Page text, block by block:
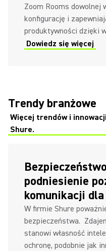
Zoom Rooms dowolnej
konfigurację i
produktywności dzięki
Dowiedz się więcej
Trendy branżowe
Więcej trendów i
Shure.
podniesienie
komunikacji
W firmie Shure
bezpieczeństwa.
stanowi własność
ochronę, podobnie jak